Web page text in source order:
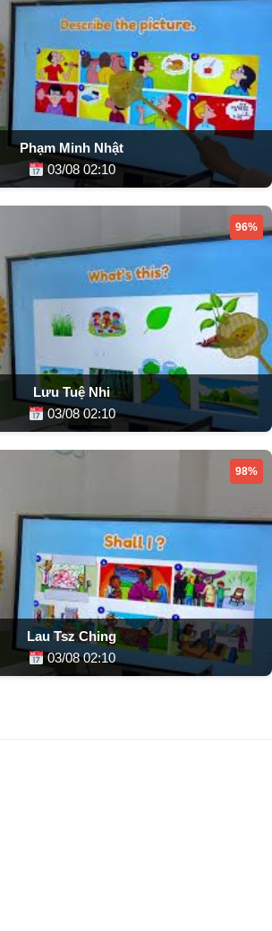
Phạm Minh Nhật
03/08 02:10
96%
Lưu Tuệ Nhi
03/08 02:10
98%
Lau Tsz Ching
03/08 02:10